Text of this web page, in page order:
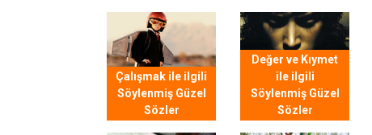
Çalışmak ile ilgili
Söylenmiş Güzel
Sözler
Değer ve Kıymet
ile ilgili
Söylenmiş Güzel
Sözler